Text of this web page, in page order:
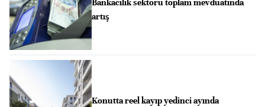
Bankacılık sektörü toplam mevduatında
artış
Konutta reel kayıp yedinci ayında